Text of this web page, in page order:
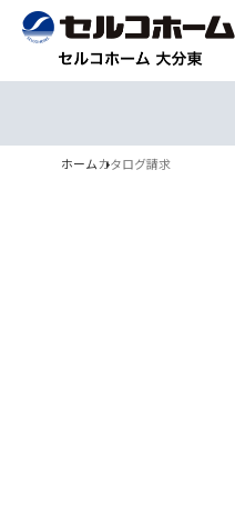
ホームカタログ請求